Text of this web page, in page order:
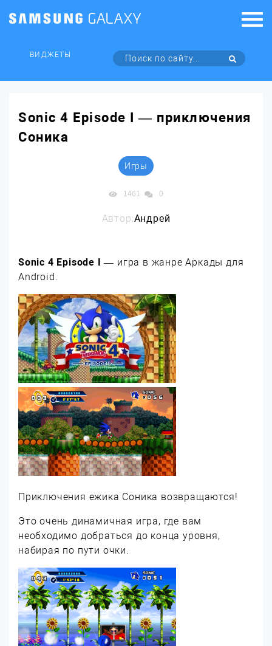
ВИДЖЕТЫ
Sonic 4 Episode I — приключения
Соника
Игры
1461 0
Автор:Андрей
Sonic 4 Episode I — игра в жанре Аркады для
Android.
Приключения ежика Соника возвращаются!
Это очень динамичная игра, где вам
необходимо добраться до конца уровня,
набирая по пути очки.